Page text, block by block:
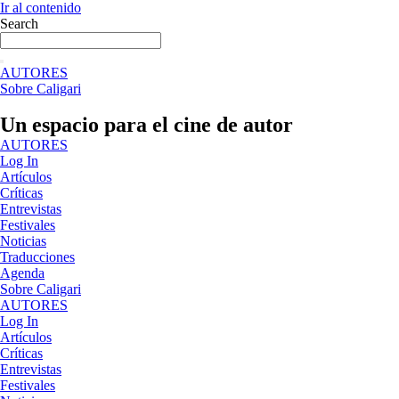
Ir al contenido
Search
AUTORES
Sobre Caligari
Un espacio para el cine de autor
AUTORES
Log In
Artículos
Críticas
Entrevistas
Festivales
Noticias
Traducciones
Agenda
Sobre Caligari
AUTORES
Log In
Artículos
Críticas
Entrevistas
Festivales